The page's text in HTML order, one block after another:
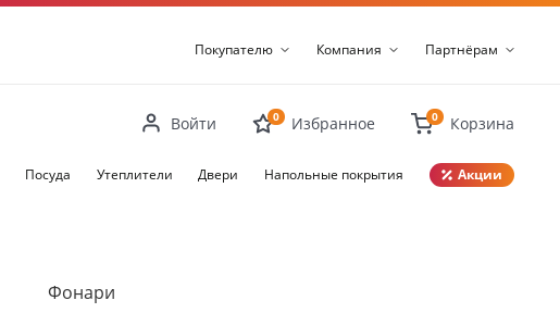
Покупателю Компания Партнёрам
Войти 0 Избранное 0 Корзина
Посуда Утеплители Двери Напольные покрытия Акции
Фонари